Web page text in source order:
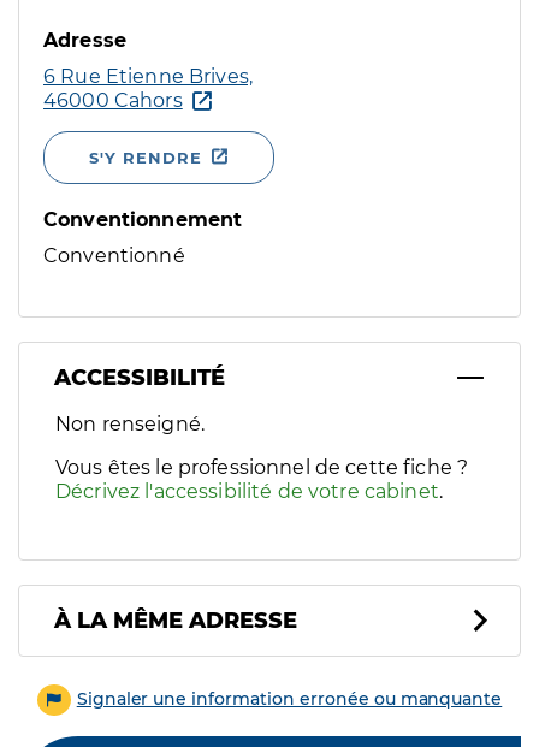
Adresse
6 Rue Etienne Brives,
46000 Cahors
S'Y RENDRE
Conventionnement
Conventionné
ACCESSIBILITÉ
Filtres
Sélectionnez un ou plusieurs handicaps/besoins
Non renseigné.
Vous êtes le professionnel de cette fiche ?
Décrivez l'accessibilité de votre cabinet.
À LA MÊME ADRESSE
Signaler une information erronée ou manquante